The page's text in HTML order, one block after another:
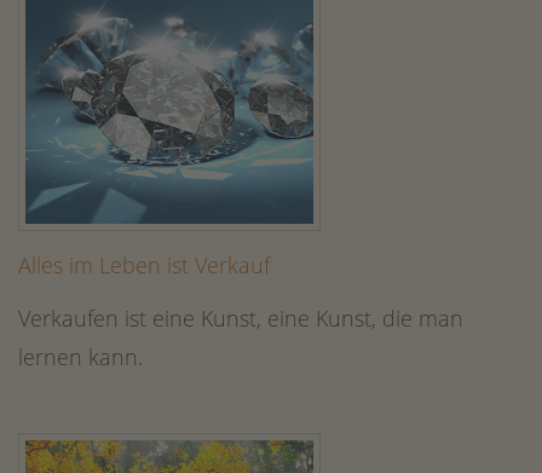
Alles im Leben ist Verkauf
Verkaufen ist eine Kunst, eine Kunst, die man
lernen kann.